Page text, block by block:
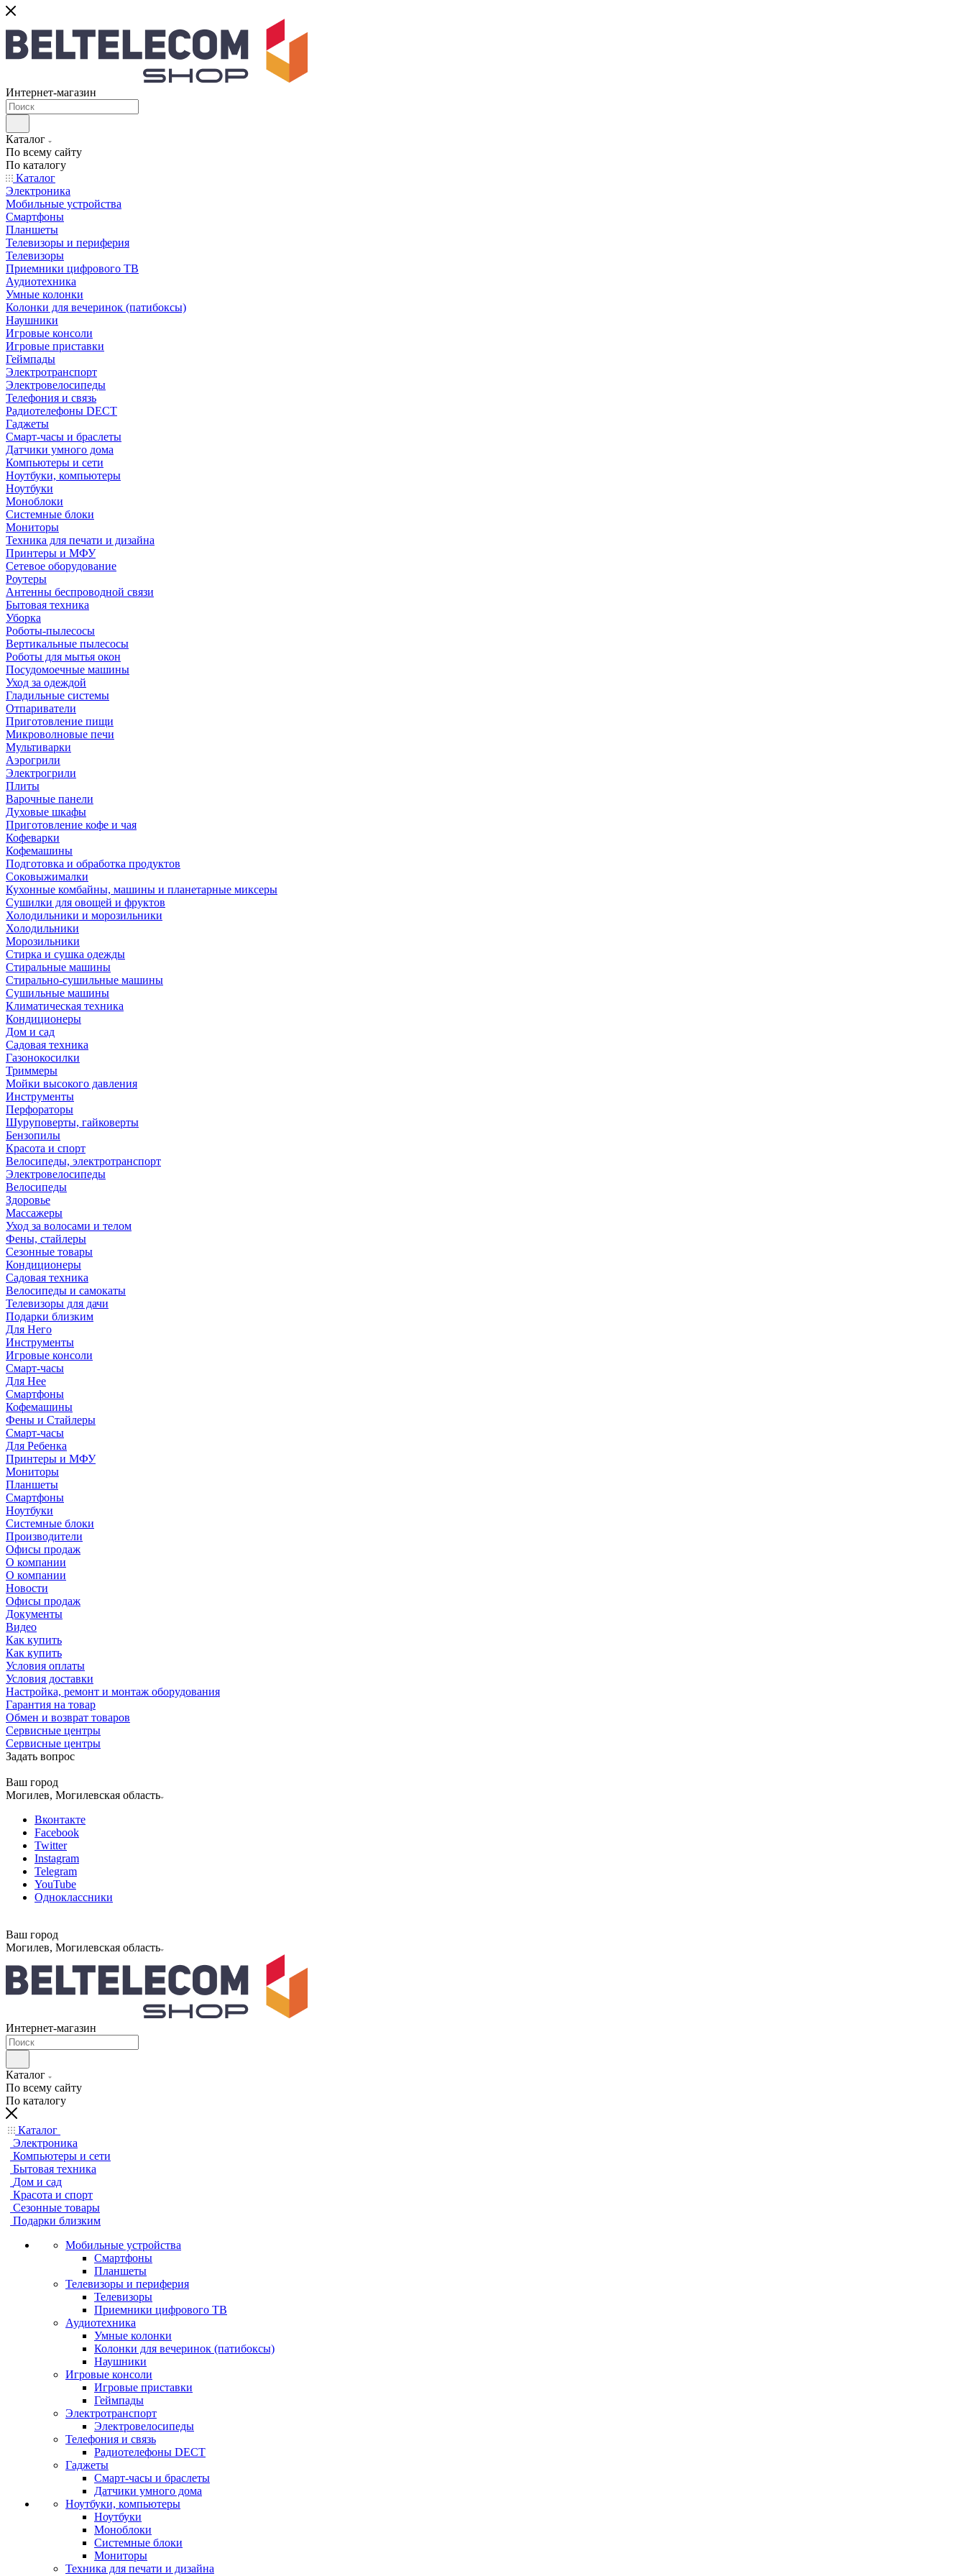
Интернет-магазин
Каталог
По всему сайту
По каталогу
Каталог
Электроника
Мобильные устройства
Смартфоны
Планшеты
Телевизоры и периферия
Телевизоры
Приемники цифрового ТВ
Аудиотехника
Умные колонки
Колонки для вечеринок (патибоксы)
Наушники
Игровые консоли
Игровые приставки
Геймпады
Электротранспорт
Электровелосипеды
Телефония и связь
Радиотелефоны DECT
Гаджеты
Смарт-часы и браслеты
Датчики умного дома
Компьютеры и сети
Ноутбуки, компьютеры
Ноутбуки
Моноблоки
Системные блоки
Мониторы
Техника для печати и дизайна
Принтеры и МФУ
Сетевое оборудование
Роутеры
Антенны беспроводной связи
Бытовая техника
Уборка
Роботы-пылесосы
Вертикальные пылесосы
Роботы для мытья окон
Посудомоечные машины
Уход за одеждой
Гладильные системы
Отпариватели
Приготовление пищи
Микроволновые печи
Мультиварки
Аэрогрили
Электрогрили
Плиты
Варочные панели
Духовые шкафы
Приготовление кофе и чая
Кофеварки
Кофемашины
Подготовка и обработка продуктов
Соковыжималки
Кухонные комбайны, машины и планетарные миксеры
Сушилки для овощей и фруктов
Холодильники и морозильники
Холодильники
Морозильники
Стирка и сушка одежды
Стиральные машины
Стирально-сушильные машины
Сушильные машины
Климатическая техника
Кондиционеры
Дом и сад
Садовая техника
Газонокосилки
Триммеры
Мойки высокого давления
Инструменты
Перфораторы
Шуруповерты, гайковерты
Бензопилы
Красота и спорт
Велосипеды, электротранспорт
Электровелосипеды
Велосипеды
Здоровье
Массажеры
Уход за волосами и телом
Фены, стайлеры
Сезонные товары
Кондиционеры
Садовая техника
Велосипеды и самокаты
Телевизоры для дачи
Подарки близким
Для Него
Инструменты
Игровые консоли
Смарт-часы
Для Нее
Смартфоны
Кофемашины
Фены и Стайлеры
Смарт-часы
Для Ребенка
Принтеры и МФУ
Мониторы
Планшеты
Смартфоны
Ноутбуки
Системные блоки
Производители
Офисы продаж
О компании
О компании
Новости
Офисы продаж
Документы
Видео
Как купить
Как купить
Условия оплаты
Условия доставки
Настройка, ремонт и монтаж оборудования
Гарантия на товар
Обмен и возврат товаров
Сервисные центры
Сервисные центры
Задать вопрос
Ваш город
Могилев, Могилевская область
Вконтакте
Facebook
Twitter
Instagram
Telegram
YouTube
Одноклассники
Ваш город
Могилев, Могилевская область
Интернет-магазин
Каталог
По всему сайту
По каталогу
Каталог
Электроника
Компьютеры и сети
Бытовая техника
Дом и сад
Красота и спорт
Сезонные товары
Подарки близким
Мобильные устройства
Смартфоны
Планшеты
Телевизоры и периферия
Телевизоры
Приемники цифрового ТВ
Аудиотехника
Умные колонки
Колонки для вечеринок (патибоксы)
Наушники
Игровые консоли
Игровые приставки
Геймпады
Электротранспорт
Электровелосипеды
Телефония и связь
Радиотелефоны DECT
Гаджеты
Смарт-часы и браслеты
Датчики умного дома
Ноутбуки, компьютеры
Ноутбуки
Моноблоки
Системные блоки
Мониторы
Техника для печати и дизайна